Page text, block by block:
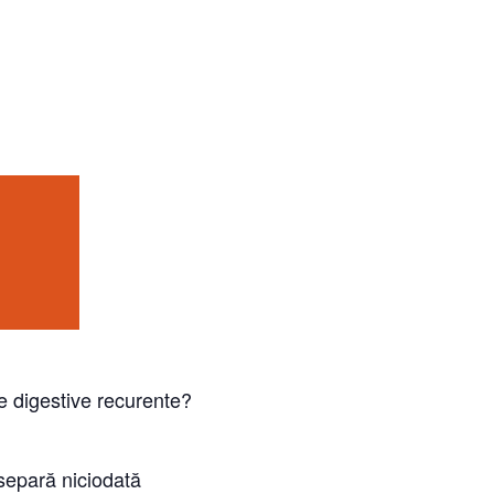
digestive recurente?
niciodată